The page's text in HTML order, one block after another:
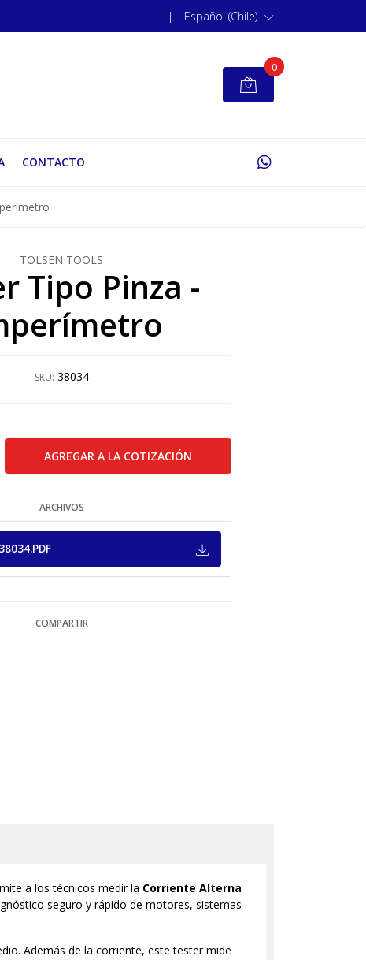
| Español (Chile)
0
CONTACTO
TOLSEN TOOLS
Tipo Pinza -
SKU: 38034
ARCHIVOS
COMPARTIR
a los técnicos medir la Corriente Alterna
seguro y rápido de motores, sistemas
Además de la corriente, este tester mide